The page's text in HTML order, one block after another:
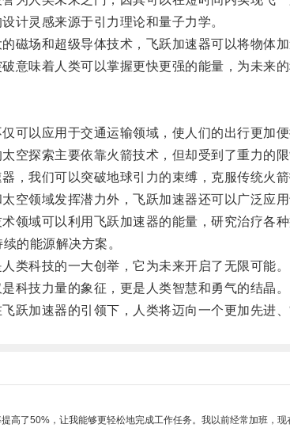
灵感来源于引力理论和量子力学。
场和超级导体技术，飞跃加速器可以将物体加
味着人类可以掌握更快更强的能量，为未来的
以应用于交通运输领域，使人们的出行更加便
探索主要依靠火箭技术，但却受到了重力的限
我们可以突破地球引力的束缚，克服传统火箭
领域发挥潜力外，飞跃加速器还可以广泛应用
域可以利用飞跃加速器的能量，研究治疗各种
的能源解决方案。
科技的一大创举，它为未来开启了无限可能。
技力量的象征，更是人类智慧和勇气的结晶。
加速器的引领下，人类将迈向一个更加先进、
高了50%，让我能够更轻松地完成工作任务。我以前经常加班，